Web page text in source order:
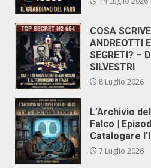
COSA
ANDREOTTI
SEGRETI? –
SILVESTRI
8 Luglio 2026
L’Archivio
Falco |
Catalogare
7 Luglio 2026